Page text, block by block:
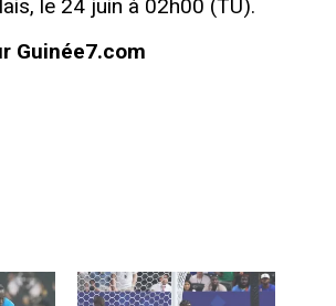
le 24 juin à 02h00 (TU).
Guinée7.com